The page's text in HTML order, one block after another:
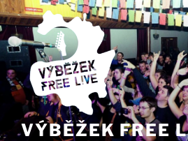
Přejít
k
obsahu
webu
VÝBĚŽEK FREE